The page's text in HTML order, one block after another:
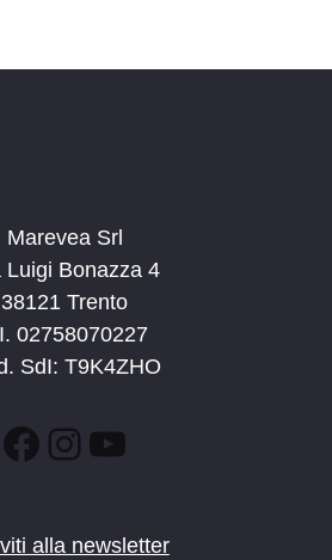
Marevea Srl
Luigi Bonazza 4
38121 Trento
02758070227
SdI: T9K4ZHO
Facebook
Instagram
YouTube
alla newsletter